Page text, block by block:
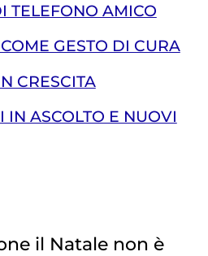
TELEFONO AMICO
GESTO DI CURA
CRESCITA
IN ASCOLTO E NUOVI
il Natale non è